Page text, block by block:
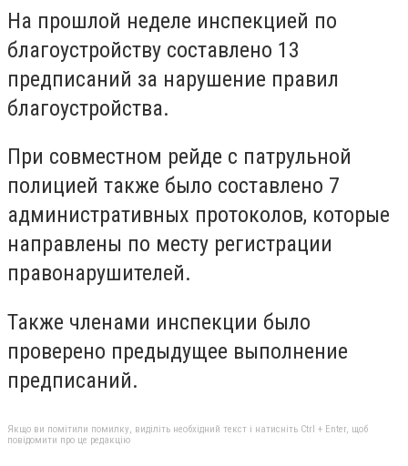
На прошлой неделе инспекцией по
благоустройству составлено 13
предписаний за нарушение правил
благоустройства.
При совместном рейде с патрульной
полицией также было составлено 7
административных протоколов, которые
направлены по месту регистрации
правонарушителей.
Также членами инспекции было
проверено предыдущее выполнение
предписаний.
Якщо ви помітили помилку, виділіть необхідний текст і натисніть Ctrl + Enter, щоб
повідомити про це редакцію